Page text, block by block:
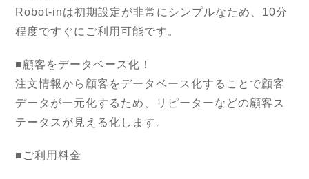
Robot-inは初期設定が非常にシンプルなため、10分
程度ですぐにご利用可能です。
■顧客をデータベース化！
注文情報から顧客をデータベース化することで顧客
データが一元化するため、リピーターなどの顧客ス
テータスが見える化します。
■ご利用料金